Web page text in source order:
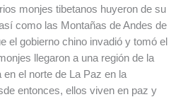
monjes tibetanos huyeron de su
como las Montañas de Andes de
el gobierno chino invadió y tomó el
llegaron a una región de la
el norte de La Paz en la
entonces, ellos viven en paz y